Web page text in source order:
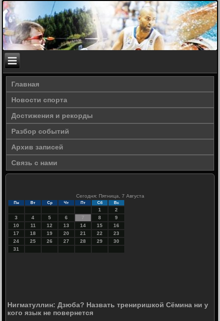
Главная
Новости спорта
Достижения и рекорды
Разбор событий
Архив записей
Связь с нами
Сегодня: Пятница, 7 Августа
Пн Вт Ср Чт Пт Сб Вс
1
2
3
4 5 6 7 8
9
10
11 12 13 14 15
16
17
18 19 20 21 22
23
24
25 26 27 28 29
30
31
Нигматуллин: Дзюба? Назвать трениришкой Сёмина ни у
кого язык не повернется